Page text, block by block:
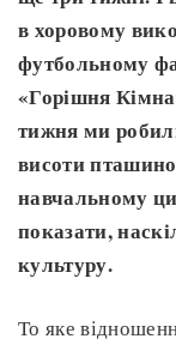
в хоровому
футбольному
«Горішня
тижня ми
висоти
навчальному
показати,
культуру.
То яке